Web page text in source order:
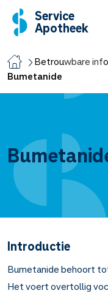
Service
Apotheek
Betrouwbare
Bumetanide
Introductie
Bumetanide behoort
Het voert overtollig